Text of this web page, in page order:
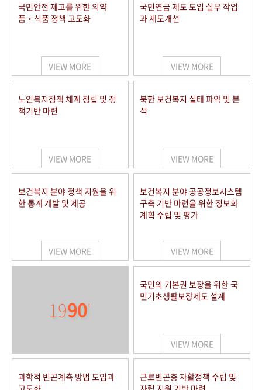
국민안전 제고를 위한 의약
품‧식품 정책 고도화
VIEW MORE
국민연금 제도 도입 실무 작업
과 제도개선
VIEW MORE
노인복지정책 체계 정립 및 정
책기반 마련
VIEW MORE
북한 보건복지 실태 파악 및 분
석
VIEW MORE
보건복지 분야 정책 지원을 위
한 통계 개발 및 제공
VIEW MORE
보건복지 분야 공공정보시스템
구축 기반 마련을 위한 정보화
계획 수립 및 평가
VIEW MORE
1990'
국민의 기본권 보장을 위한 국
민기초생활보장제도 설계
VIEW MORE
과학적 빈곤계측 방법 도입과
근로빈곤층 자활정책 수립 및